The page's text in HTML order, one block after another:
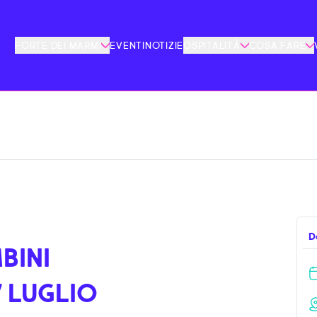
FORTE DEI MARMI EVENTI NOTIZIE COSA FARE
LUGLIO